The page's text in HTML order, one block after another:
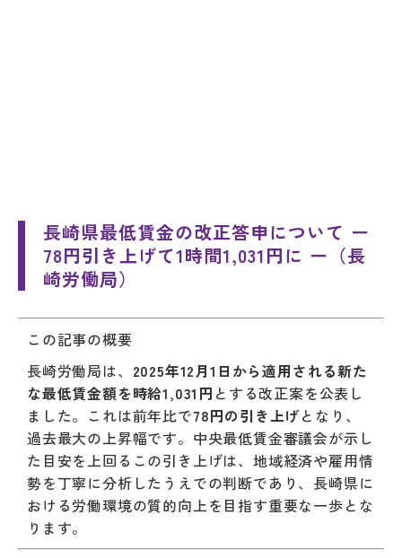
長崎県最低賃金の改正答申について ー
78円引き上げて1時間1,031円に ー（長
崎労働局）
この記事の概要
長崎労働局は、 2025年12月1日から適用される新た
な最低賃金額を時給1,031円 とする改正案を公表し
ました。これは前年比で78円の引き上げとなり、
過去最大の上昇幅です。中央最低賃金審議会が示し
た目安を上回るこの引き上げは、地域経済や雇用情
勢を丁寧に分析したうえでの判断であり、長崎県に
おける労働環境の質的向上を目指す重要な一歩とな
ります。